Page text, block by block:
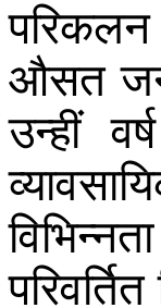
परिकलन
औसत
उन्हीं वर्ष
विभिन्नता
परिवर्तित